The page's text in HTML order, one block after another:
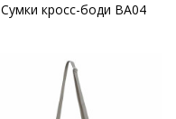
Сумки кросс-боди BA04